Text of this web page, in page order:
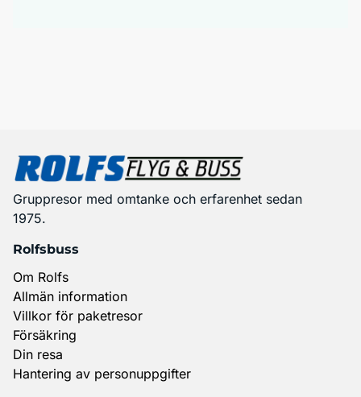
Gruppresor med omtanke och erfarenhet sedan
1975.
Rolfsbuss
Om Rolfs
Allmän information
Villkor för paketresor
Försäkring
Din resa
Hantering av personuppgifter